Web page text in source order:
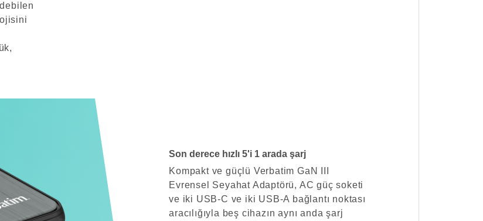
Son derece hızlı 5'i 1 arada şarj
Kompakt ve güçlü Verbatim GaN III
Evrensel Seyahat Adaptörü, AC güç soketi
ve iki USB-C ve iki USB-A bağlantı noktası
aracılığıyla beş cihazın aynı anda şarj